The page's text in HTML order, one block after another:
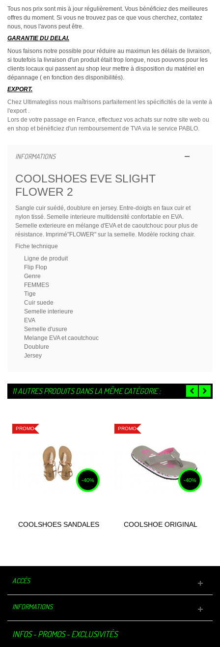
Tous nos prix sont mis à jour régulièrement. Vous bénéficiez des meilleures
offres du moment. Si vous ne trouvez pas ce que vous cherchez, contatez
nous, nous l'avons peut être.
GARANTIE DU DELAI.
Nous faisons notre possible pour réduire au maximun les délais de livraison,
si toutefois la livraison d'un produit était trop longue, nous pouvons pour les
clients locaux qui passent au shop leur mettre à disposition du matériel en
dépannage ( en fonction des disponibilités).
EXPORT.
Chez Ultimategliss nous maîtrisons parfaitement les spécificités de la vente à
l'export .
Lors de votre passage en France, effectuez vos achats sur notre site web ou
en shop et bénéficiez d'un remboursement de TVA via le service PABLO.
INFORMATIONS
COOLSHOES EVE SLIGHT
FLOWER 2
Sangle cuir suédé, doublure en jersey. Entre-doigts en faux cuir et
nylon tissé. Semelle interieure multidensité confortable en EVA.
Semelle exterieure en mélange d'EVA et de caoutchouc pour plus de
résistance. Imprimé"FLOWER" sur la semelle. Modèle rocking chair.
Fiche technique
Ligne de produit
Flip Flop
Genre
FEMMES
Tige
Cuir suede
Semelle interieure
EVA
Semelle d'usure
Melange EVA et caoutchouc
Doublure
Jersey
11 AUTRES PRODUITS DANS LA MÊME CATÉGORIE :
PROMO
-40%
COOLSHOES SANDALES
PROMO
-40%
COOLSHOE ORIGINAL
ACCÈS
INFORMATIONS
INFOS - PROMOS - EXCLUSIVITÉS